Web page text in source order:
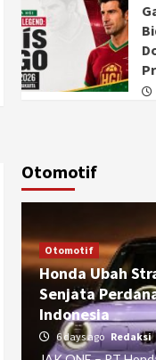
Otomotif
Otomotif
Honda Ubah
Senjata
Indonesia
6 days ago Redaksi